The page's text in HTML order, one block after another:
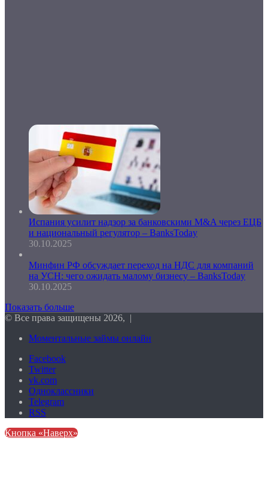
Испания усилит надзор за банковскими M&A через ЕЦБ
и национальный регулятор – BanksToday
30.10.2025
Минфин РФ обсуждает переход на НДС для компаний
на УСН: чего ожидать малому бизнесу – BanksToday
30.10.2025
Показать больше
© Все права защищены 2026, |
Моментальные займы онлайн
Facebook
Twitter
vk.com
Одноклассники
Telegram
RSS
Кнопка «Наверх»